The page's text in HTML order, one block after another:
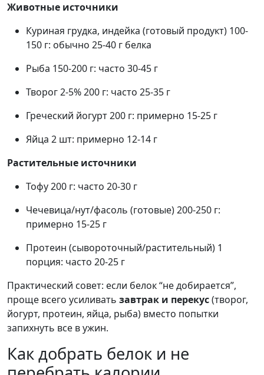
Животные источники
Куриная грудка, индейка (готовый продукт) 100-
150 г: обычно 25-40 г белка
Рыба 150-200 г: часто 30-45 г
Творог 2-5% 200 г: часто 25-35 г
Греческий йогурт 200 г: примерно 15-25 г
Яйца 2 шт: примерно 12-14 г
Растительные источники
Тофу 200 г: часто 20-30 г
Чечевица/нут/фасоль (готовые) 200-250 г:
примерно 15-25 г
Протеин (сывороточный/растительный) 1
порция: часто 20-25 г
Практический совет: если белок “не добирается”,
проще всего усиливать завтрак и перекус(творог,
йогурт, протеин, яйца, рыба) вместо попытки
запихнуть все в ужин.
Как добрать белок и не